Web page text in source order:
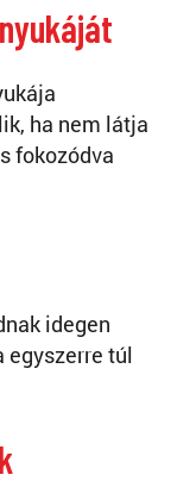
ha nem látja
fokozódva
idegen
egyszerre túl